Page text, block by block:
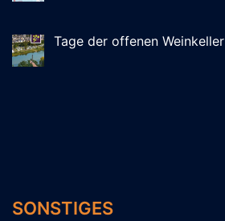
Tage der offenen
SONSTIGES